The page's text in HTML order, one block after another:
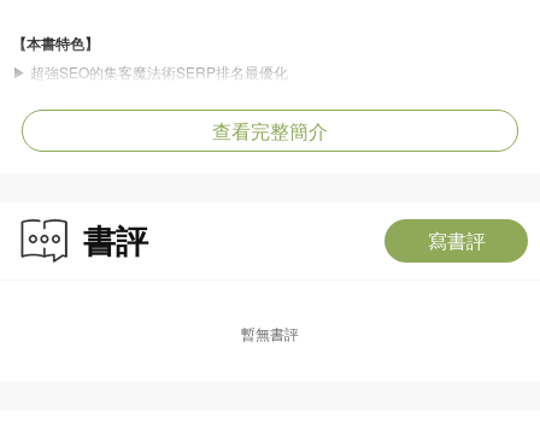
【本書特色】
▶ 超強SEO的集客魔法術SERP排名最優化
▶ 最新理論與實務兼備的學習入門工具書
▶ 提升SEO效能—Google Gemini AI輔助利器
【目標讀者】
個人企業主、企劃行銷窗口、品牌產品經理、數位行銷專員、社群小編與相關網
查看完整簡介
書評 寫書評
暫無書評